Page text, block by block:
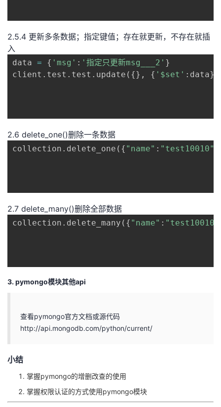
2.5.4 更新多条数据；指定键值；存在就更新，不存在就插
入
data = { 'msg' : '指定只更新msg___2' }
client . test . test . update ( {} , { '$set' : data}
2.6 delete_one()删除一条数据
collection . delete_one ( { "name" : "test10010"
2.7 delete_many()删除全部数据
collection . delete_many ( { "name" : "test10010"
3. pymongo模块其他api
查看pymongo官方文档或源代码
http://api.mongodb.com/python/current/
小结
掌握pymongo的增删改查的使用
掌握权限认证的方式使用pymongo模块